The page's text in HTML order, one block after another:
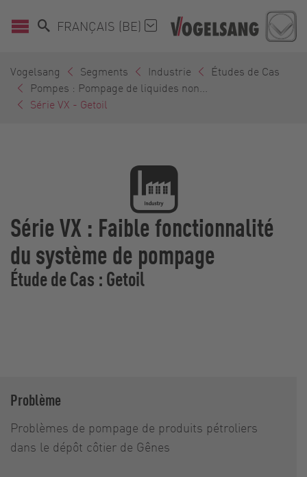
FRANÇAIS (BE)
Vogelsang Segments Industrie
Études de Cas
Pompes : Pompage de liquides non...
Série VX - Getoil
Série VX : Faible fonctionnalité
du système de pompage
Étude de Cas : Getoil
Problème
Problèmes de pompage de produits pétroliers
dans le dépôt côtier de Gênes